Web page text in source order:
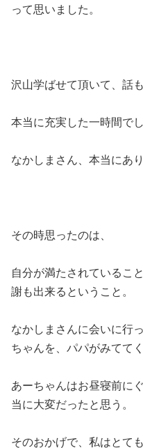
って思いました。
沢山学ばせて頂いて、話
本当に充実した一時間でし
なかしまさん、本当にあ
その時思ったのは、
自分が満たされているこ
謝も出来るということ。
なかしまさんに会いに行
ちゃんを、パパがみてて
あーちゃんはお昼寝前に
当に大変だったと思う。
そのおかげで、私はとて